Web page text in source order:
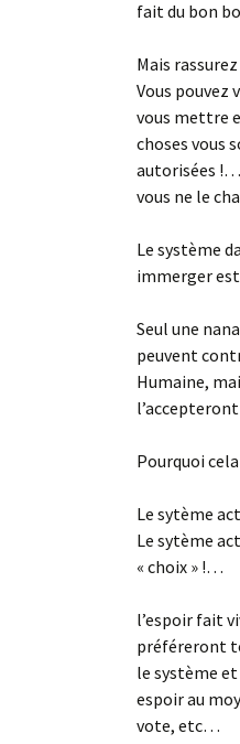
fait du bon
Mais
Vous pouvez
vous mettre
choses vous
autorisées !…
vous ne le
Le système
immerger
Seul une
peuvent
Humaine,
Pourquoi
Le sytème
Le sytème
« choix » !…
l’espoir fait
préféreront
le système
espoir au
vote, etc…